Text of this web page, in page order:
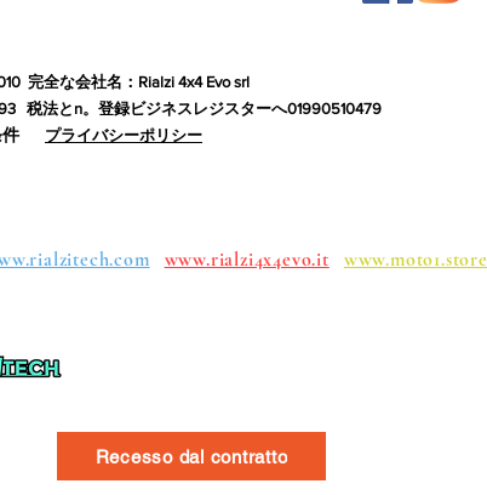
完全な会社名：Rialzi 4x4 Evo srl
税法とn。登録ビジネスレジスターへ01990510479
プライバシーポリシー
www.rialzi4x4evo.it www.moto1.store
Recesso dal contratto